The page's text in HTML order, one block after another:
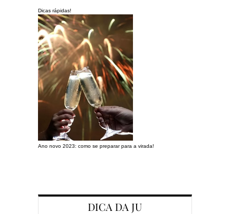
Dicas rápidas!
Ano novo 2023: como se preparar para a virada!
DICA DA JU